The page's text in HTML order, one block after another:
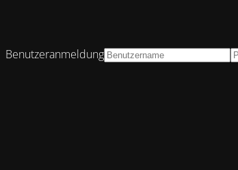
Benutzeranmeldung